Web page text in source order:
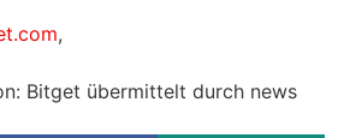
,
Bitget übermittelt durch news